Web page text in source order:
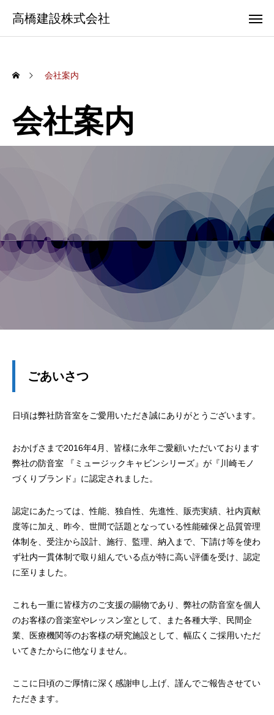
高橋建設株式会社
会社案内
会社案内
ごあいさつ
日頃は弊社防音室をご愛用いただき誠にありがとうございます。
おかげさまで2016年4月、皆様に永年ご愛顧いただいております
弊社の防音室 『ミュージックキャビンシリーズ』が『川崎モノ
づくりブランド』に認定されました。
認定にあたっては、性能、独自性、先進性、販売実績、社内貢献
度等に加え、昨今、世間で話題となっている性能確保と品質管理
体制を、受注から設計、施行、監理、納入まで、下請け等を使わ
ず社内一貫体制で取り組んでいる点が特に高い評価を受け、認定
に至りました。
これも一重に皆様方のご支援の賜物であり、弊社の防音室を個人
のお客様の音楽室やレッスン室として、また各種大学、民間企
業、医療機関等のお客様の研究施設として、幅広くご採用いただ
いてきたからに他なりません。
ここに日頃のご厚情に深く感謝申し上げ、謹んでご報告させてい
ただきます。